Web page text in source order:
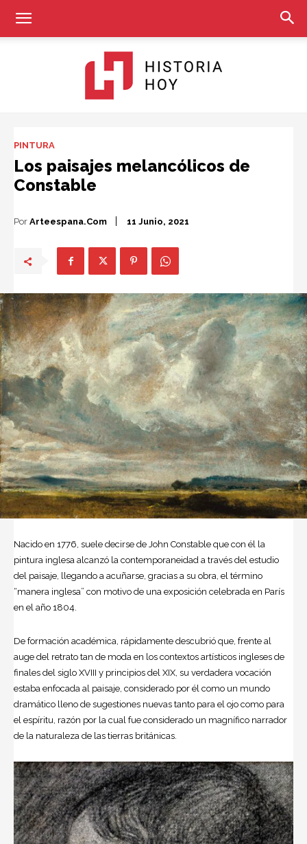
PINTURA
Los paisajes melancólicos de
Constable
Por Arteespana.com 11 Junio, 2021
Nacido en 1776, suele decirse de John Constable que con él la
pintura inglesa alcanzó la contemporaneidad a través del estudio
del paisaje, llegando a acuñarse, gracias a su obra, el término
“manera inglesa” con motivo de una exposición celebrada en París
en el año 1804.
De formación académica, rápidamente descubrió que, frente al
auge del retrato tan de moda en los contextos artísticos ingleses de
finales del siglo XVIII y principios del XIX, su verdadera vocación
estaba enfocada al paisaje, considerado por él como un mundo
dramático lleno de sugestiones nuevas tanto para el ojo como para
el espíritu, razón por la cual fue considerado un magnífico narrador
de la naturaleza de las tierras británicas.